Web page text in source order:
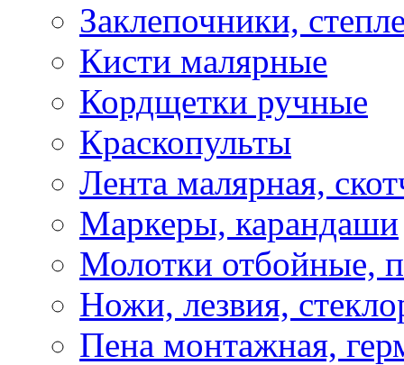
Заклепочники,
Кисти малярные
Кордщетки ручные
Краскопульты
Лента малярная,
Маркеры, карандаши
Молотки отбойные,
Ножи, лезвия,
Пена монтажная,